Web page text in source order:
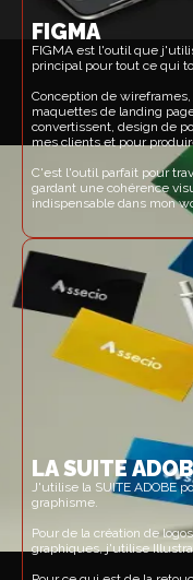
FIGMA
FIGMA est l'outil que
principal pour tout ce qui
Conception de
maquettes de landing
convertissent, design de
mes clients et pour
C'est l'outil parfait pour
gardant une cohérence
indispensable dans mon
LA SUITE
J'utilise la SUITE ADOBE
graphisme.
Pour de la création de
graphiques, j'utilise